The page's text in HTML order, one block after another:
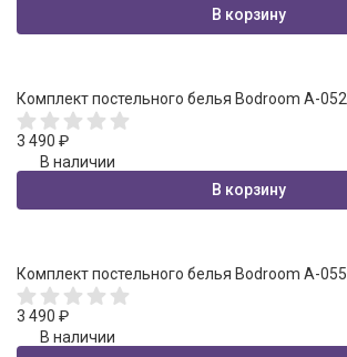
В корзину
Комплект постельного белья Bodroom A-052
3 490 ₽
В наличии
В корзину
Комплект постельного белья Bodroom A-055
3 490 ₽
В наличии